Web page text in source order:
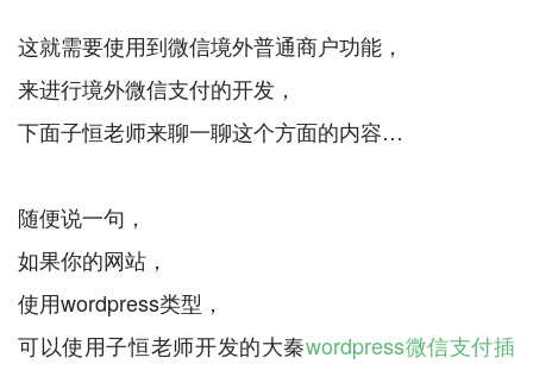
这就需要使用到微信境外普通商户功能，
来进行境外微信支付的开发，
下面子恒老师来聊一聊这个方面的内容…
随便说一句，
如果你的网站，
使用wordpress类型，
可以使用子恒老师开发的大秦wordpress微信支付插